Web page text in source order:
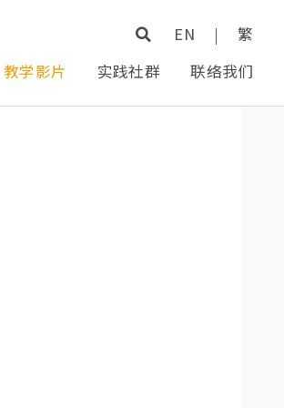
EN |
繁
教学影片 实践社群 联络我们